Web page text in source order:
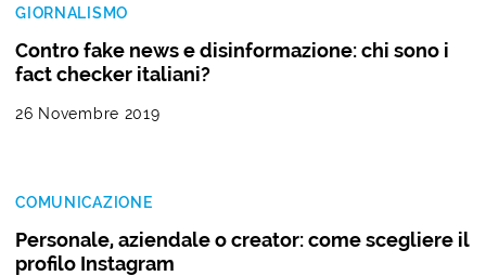
GIORNALISMO
Contro fake news e disinformazione: chi sono i
fact checker italiani?
26 Novembre 2019
COMUNICAZIONE
Personale, aziendale o creator: come scegliere il
profilo Instagram